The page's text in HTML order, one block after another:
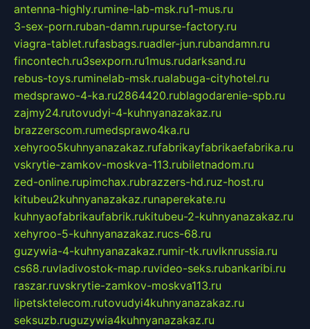
antenna-highly.rumine-lab-msk.ru1-mus.ru
3-sex-porn.ruban-damn.rupurse-factory.ru
viagra-tablet.rufasbags.ruadler-jun.rubandamn.ru
fincontech.ru3sexporn.ru1mus.rudarksand.ru
rebus-toys.ruminelab-msk.rualabuga-cityhotel.ru
medsprawo-4-ka.ru2864420.rublagodarenie-spb.ru
zajmy24.rutovudyi-4-kuhnyanazakaz.ru
brazzerscom.rumedsprawo4ka.ru
xehyroo5kuhnyanazakaz.rufabrikayfabrikaefabrika.ru
vskrytie-zamkov-moskva-113.rubiletnadom.ru
zed-online.rupimchax.rubrazzers-hd.ruz-host.ru
kitubeu2kuhnyanazakaz.runaperekate.ru
kuhnyaofabrikaufabrik.rukitubeu-2-kuhnyanazakaz.ru
xehyroo-5-kuhnyanazakaz.rucs-68.ru
guzywia-4-kuhnyanazakaz.rumir-tk.ruvlknrussia.ru
cs68.ruvladivostok-map.ruvideo-seks.rubankaribi.ru
raszar.ruvskrytie-zamkov-moskva113.ru
lipetsktelecom.rutovudyi4kuhnyanazakaz.ru
seksuzb.ruguzywia4kuhnyanazakaz.ru